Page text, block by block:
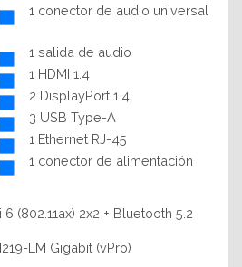
1 conector de audio universal
1 salida de audio
1 HDMI 1.4
2 DisplayPort 1.4
3 USB Type-A
1 Ethernet RJ-45
1 conector de alimentación
6 (802.11ax) 2x2 + Bluetooth 5.2
LM Gigabit (vPro)